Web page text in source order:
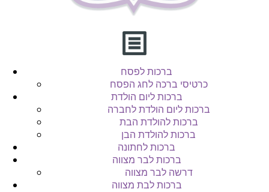
ברכות לפסח
כרטיסי ברכה לחג הפסח
ברכות ליום הולדת
ברכות ליום הולדת לחברה
ברכות להולדת הבת
ברכות להולדת הבן
ברכות לחתונה
ברכות לבר מצווה
דרשה לבר מצווה
ברכות לבת מצווה